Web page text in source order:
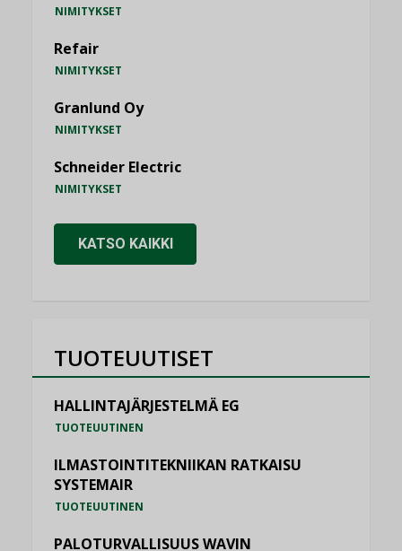
NIMITYKSET
Refair
NIMITYKSET
Granlund Oy
NIMITYKSET
Schneider Electric
NIMITYKSET
KATSO KAIKKI
TUOTEUUTISET
HALLINTAJÄRJESTELMÄ EG
TUOTEUUTINEN
ILMASTOINTITEKNIIKAN RATKAISU
SYSTEMAIR
TUOTEUUTINEN
PALOTURVALLISUUS WAVIN